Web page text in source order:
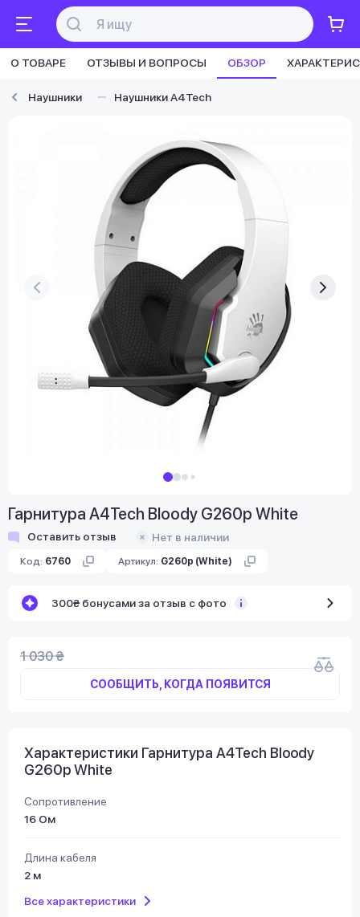
О ТОВАРЕ ОТЗЫВЫ И ВОПРОСЫ ОБЗОР
Наушники Наушники A4Tech
Гарнитура A4Tech Bloody G260p White
Оставить отзыв Нет в наличии
Код: 6760 Артикул: G260p (White)
300₴ бонусами за отзыв с фото
1 030 ₴
СООБЩИТЬ, КОГДА ПОЯВИТСЯ
Характеристики Гарнитура A4Tech Bloody
G260p White
Сопротивление
16 Ом
Длина кабеля
2 м
Все характеристики